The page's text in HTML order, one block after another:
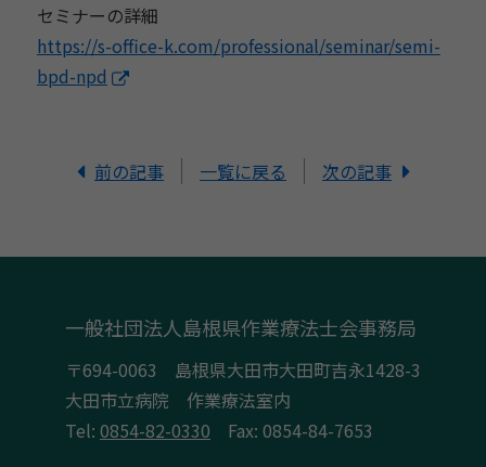
セミナーの詳細
https://s-office-k.com/professional/seminar/semi-
bpd-npd
前の記事 一覧に戻る 次の記事
一般社団法人島根県作業療法士会事務局
〒694-0063 島根県大田市大田町吉永1428-3
大田市立病院 作業療法室内
Tel: 0854-82-0330 Fax: 0854-84-7653